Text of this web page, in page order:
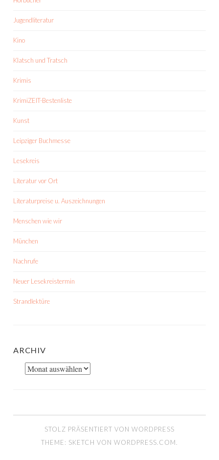
Jugendliteratur
Kino
Klatsch und Tratsch
Krimis
KrimiZEIT-Bestenliste
Kunst
Leipziger Buchmesse
Lesekreis
Literatur vor Ort
Literaturpreise u. Auszeichnungen
Menschen wie wir
München
Nachrufe
Neuer Lesekreistermin
Strandlektüre
ARCHIV
Archiv
STOLZ PRÄSENTIERT VON WORDPRESS
THEME: SKETCH VON WORDPRESS.COM